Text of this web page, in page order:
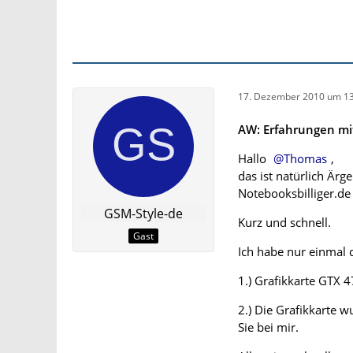
der Lieferung
das Paket ging
angeblich die
wurde bei
zugesagt.
Dritter Auftrag am
Die dritte
ein. Das Handy
Anmerkung:
Da der
musste bei der
neu erläutert
GSM-Style-de
Gast
17. Dezember 2010 um
AW: Erfahrungen
Hallo
Thomas ,
das ist natürlich
Kurz und schnell.
Ich habe nur einmal
1.) Grafikkarte GTX
2.) Die Grafikkarte
Sie bei mir.